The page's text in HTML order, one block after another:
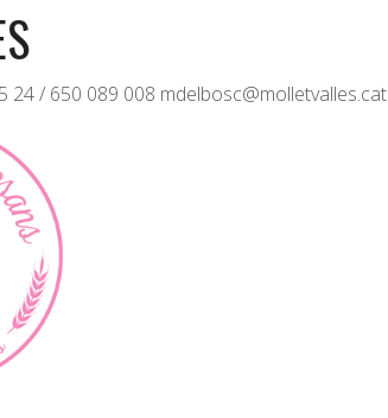
24 / 650 089 008 mdelbosc@molletvalles.cat